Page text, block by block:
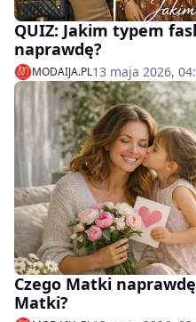
QUIZ: Jakim typem
naprawdę?
MODAIJA.PL13 maja 2026,
Czego Matki
Matki?